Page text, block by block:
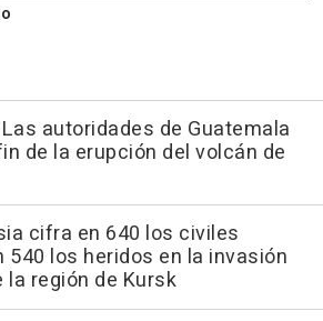
autoridades de Guatemala
de la erupción del volcán de
cifra en 640 los civiles
540 los heridos en la invasión
la región de Kursk